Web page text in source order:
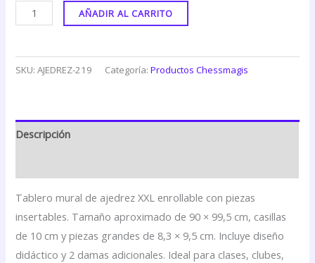
AÑADIR AL CARRITO
SKU:AJEDREZ-219 Categoría:Productos Chessmagis
Descripción
Tablero mural de ajedrez XXL enrollable con piezas
insertables. Tamaño aproximado de 90 × 99,5 cm, casillas
de 10 cm y piezas grandes de 8,3 × 9,5 cm. Incluye diseño
didáctico y 2 damas adicionales. Ideal para clases, clubes,